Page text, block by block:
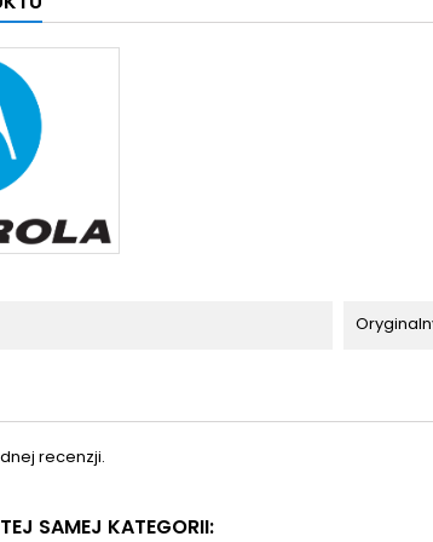
recenzji.
SAMEJ KATEGORII: